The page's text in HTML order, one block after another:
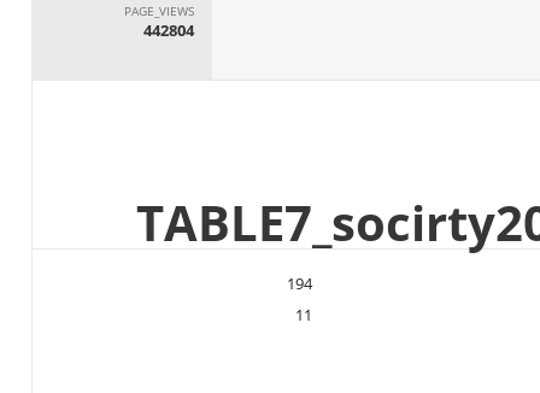
PAGE_VIEWS
442804
194
11